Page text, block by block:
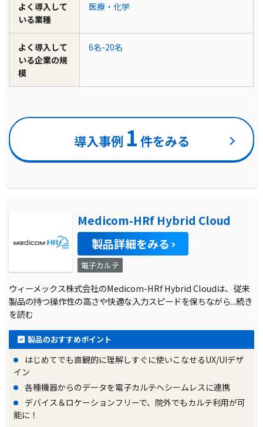
よく導入して
いる業種
医療・化学
よく導入して
いる企業の規
模
6名-20名
導入事例 1 件をみる
Medicom-HRf Hybrid Cloud
製品詳細をみる
電子カルテ
ウィーメックス株式会社のMedicom-HRf Hybrid Cloudは、従来
製品の持つ操作性の高さや快適な入力スピードを保ちながら...続き
を読む
製品のおすすめポイント
はじめてでも直観的に理解しすぐに使いこなせるUX/UIデザ
イン
各種機器からのデータを電子カルテへシームレスに連携
デバイス＆ロケーションフリーで、院外でもカルテ利用が可
能に！